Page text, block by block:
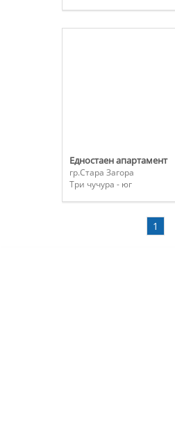
Едностаен апартамент
гр.Стара Загора
Три чучура - юг
1